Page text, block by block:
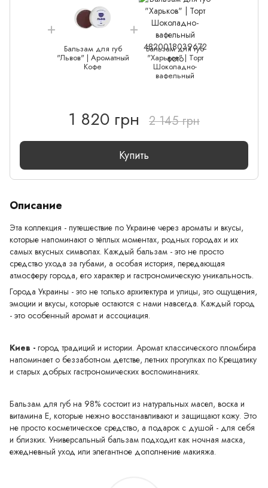
Бальзам для губ
"Львов" | Ароматный
Кофе
Бальзам для губ
"Харьков" | Торт
Шоколадно-
вафельный
1 820 грн 2 145 грн
Купить
Описание
Эта коллекция - путешествие по Украине через ароматы и вкусы,
которые напоминают о тёплых моментах, родных городах и их
самых вкусных символах. Каждый бальзам - это не просто
средство ухода за губами, а особая история, передающая
атмосферу города, его характер и гастрономическую уникальность.
Города Украины - это не только архитектура и улицы, это ощущения,
эмоции и вкусы, которые остаются с нами навсегда. Каждый город
- это особенный аромат и ассоциация.
Киев - город традиций и истории. Аромат классического пломбира
напоминает о беззаботном детстве, летних прогулках по Крещатику
и старых добрых гастрономических воспоминаниях.
Бальзам для губ на 98% состоит из натуральных масел, воска и
витамина Е, которые нежно восстанавливают и защищают кожу. Это
не просто косметическое средство, а подарок с душой - для себя
и близких. Универсальный бальзам подходит как ночная маска,
ежедневный уход или элегантное дополнение макияжа.